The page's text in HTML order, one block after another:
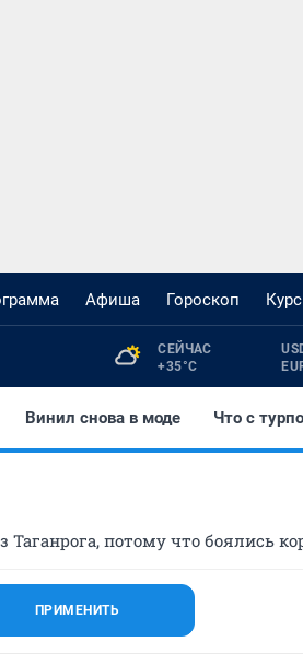
Афиша Гороскоп
СЕЙЧАС
+35°С
Винил снова в моде Что с
потому что боялись
ПРИМЕНИТЬ